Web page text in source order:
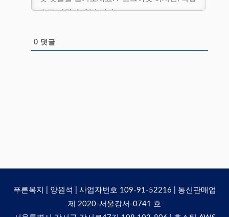
0 댓글
푸른복지 | 양원석 | 사업자번호 109-91-52216 | 통신판매업
제 2020-서울강서-0741 호